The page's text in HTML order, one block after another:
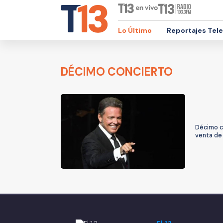
Lo Último Reportajes
DÉCIMO CONCIERTO
Décimo
venta